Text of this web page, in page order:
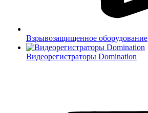
Взрывозащищенное оборудование
Видеорегистраторы Domination